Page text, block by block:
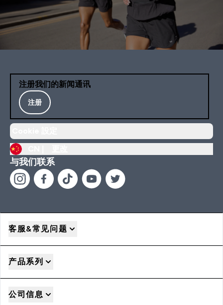
注册我们的新闻通讯
注册
与我们联系
客服&常见问题
产品系列
公司信息